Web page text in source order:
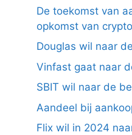
De toekomst van
opkomst van crypto
Douglas wil naar
Vinfast gaat naar
SBIT wil naar de
Aandeel bij
Flix wil in 2024